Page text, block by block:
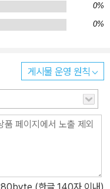
갈등 끝에 학교 최고의 킹
청난 난관에 부딪힌다. 남
임을 깨달은 것이다. 작가
남자 친구를 전혀 다른 시선
히 매력적인 존재임을, 매
가는 십 대의 모습을 그리
신과 육체를 가진 우리 청
0%
0%
게시물 운영 원칙